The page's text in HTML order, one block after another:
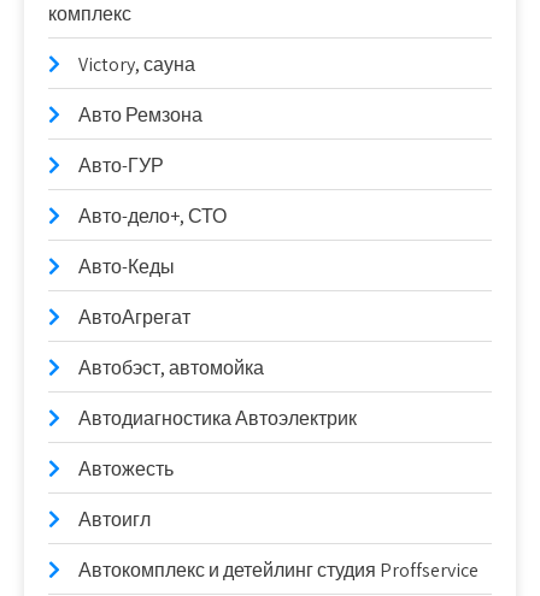
комплекс
Victory, сауна
Авто Ремзона
Авто-ГУР
Авто-дело+, СТО
Авто-Кеды
АвтоАгрегат
Автобэст, автомойка
Автодиагностика Автоэлектрик
Автожесть
Автоигл
Автокомплекс и детейлинг студия Proffservice